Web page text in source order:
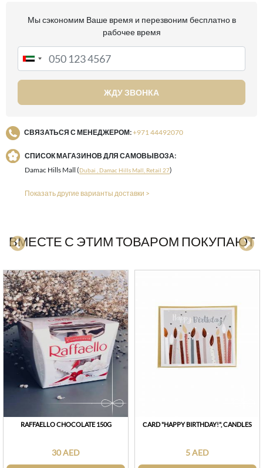
Мы сэкономим Ваше время и перезвоним бесплатно в
рабочее время
ЖДУ ЗВОНКА
СВЯЗАТЬСЯ С МЕНЕДЖЕРОМ:+971 44492070
СПИСОК МАГАЗИНОВ ДЛЯ САМОВЫВОЗА:
Damac Hills Mall (Dubai , Damac Hills Mall, Retail 27)
Показать другие варианты доставки >
ВМЕСТЕ С ЭТИМ ТОВАРОМ ПОКУПАЮТ
RAFFAELLO CHOCOLATE 150G
30 AED
СARD "HAPPY BIRTHDAY!", CANDLES
5 AED